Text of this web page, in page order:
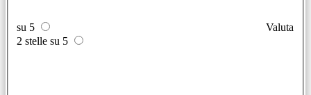
su 5
Valuta
2 stelle su 5